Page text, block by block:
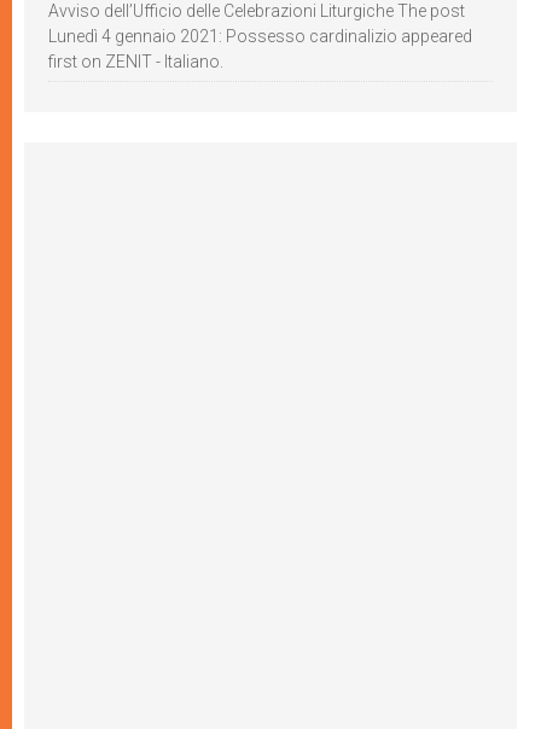
Avviso dell’Ufficio delle Celebrazioni Liturgiche The post
Lunedì 4 gennaio 2021: Possesso cardinalizio appeared
first on ZENIT - Italiano.